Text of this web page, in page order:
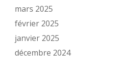
mars 2025
février 2025
janvier 2025
décembre 2024